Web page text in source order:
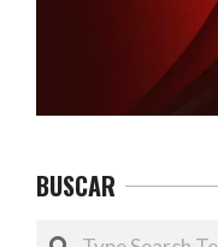
BUSCAR
Search